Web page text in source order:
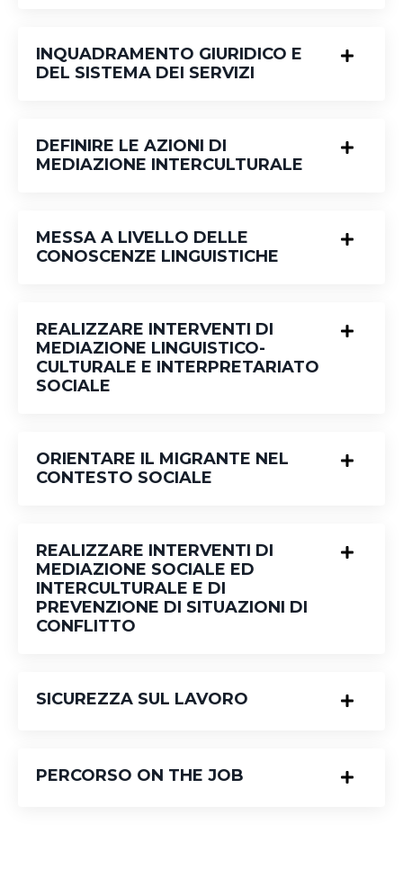
INQUADRAMENTO GIURIDICO E
DEL SISTEMA DEI SERVIZI
DEFINIRE LE AZIONI DI
MEDIAZIONE INTERCULTURALE
MESSA A LIVELLO DELLE
CONOSCENZE LINGUISTICHE
REALIZZARE INTERVENTI DI
MEDIAZIONE LINGUISTICO-
CULTURALE E INTERPRETARIATO
SOCIALE
ORIENTARE IL MIGRANTE NEL
CONTESTO SOCIALE
REALIZZARE INTERVENTI DI
MEDIAZIONE SOCIALE ED
INTERCULTURALE E DI
PREVENZIONE DI SITUAZIONI DI
CONFLITTO
SICUREZZA SUL LAVORO
PERCORSO ON THE JOB